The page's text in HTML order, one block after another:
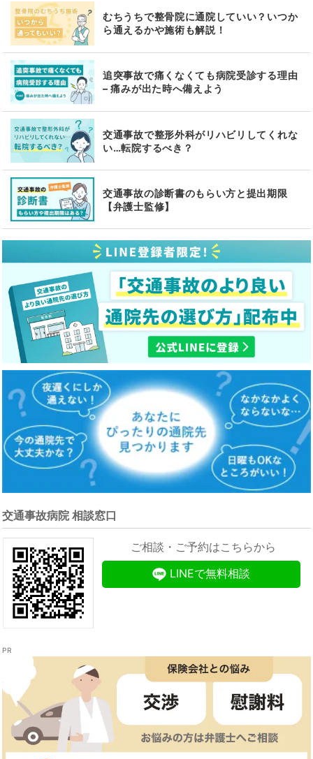
むちうちで整骨院に通院していい？いつか
ら通えるかや施術も解説！
追突事故で痛くなくても病院受診する理由
– 痛みが出た時へ備えよう
交通事故で整形外科がリハビリしてくれな
い…転院するべき？
交通事故の診断書のもらい方と提出期限
【弁護士監修】
交通事故病院 相談窓口
ご相談・ご予約はこちらから
LINEで無料相談